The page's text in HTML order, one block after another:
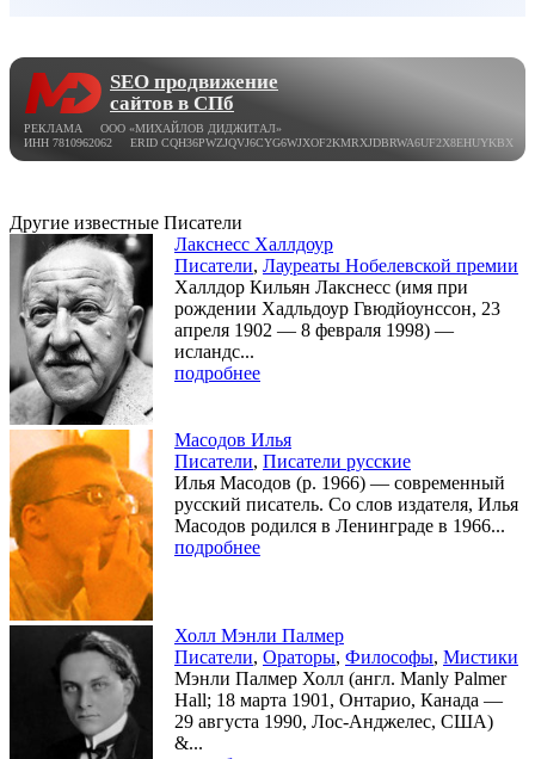
SEO продвижение
сайтов в СПб
РЕКЛАМА ООО «МИХАЙЛОВ ДИДЖИТАЛ»
ИНН 7810962062 ERID CQH36PWZJQVJ6CYG6WJXOF2KMRXJDBRWA6UF2X8EHUYKBX
Другие известные Писатели
Лакснесс Халлдоур
Писатели, Лауреаты Нобелевской премии
Халлдор Кильян Лакснесс (имя при
рождении Хадльдоур Гвюдйоунссон, 23
апреля 1902 — 8 февраля 1998) —
исландс...
подробнее
Масодов Илья
Писатели, Писатели русские
Илья Масодов (р. 1966) — современный
русский писатель. Со слов издателя, Илья
Масодов родился в Ленинграде в 1966...
подробнее
Холл Мэнли Палмер
Писатели, Ораторы, Философы, Мистики
Мэнли Палмер Холл (англ. Manly Palmer
Hall; 18 марта 1901, Онтарио, Канада —
29 августа 1990, Лос-Анджелес, США)
&...